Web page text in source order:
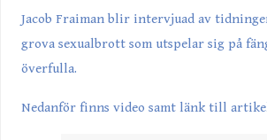
Jacob Fraiman blir intervjuad av
grova sexualbrott som utspelar sig på
överfulla.
Nedanför finns video samt länk till